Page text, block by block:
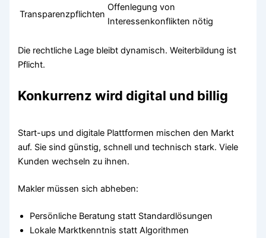
Transparenzpflichten
Offenlegung von
Interessenkonflikten nötig
Die rechtliche Lage bleibt dynamisch. Weiterbildung ist
Pflicht.
Konkurrenz wird digital und billig
Start-ups und digitale Plattformen mischen den Markt
auf. Sie sind günstig, schnell und technisch stark. Viele
Kunden wechseln zu ihnen.
Makler müssen sich abheben:
Persönliche Beratung statt Standardlösungen
Lokale Marktkenntnis statt Algorithmen